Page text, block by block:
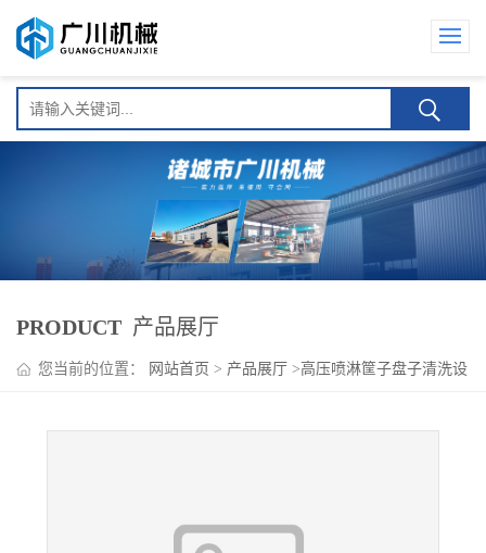
PRODUCT 产品展厅
您当前的位置： 网站首页 > 产品展厅 >高压喷淋筐子盘子清洗设